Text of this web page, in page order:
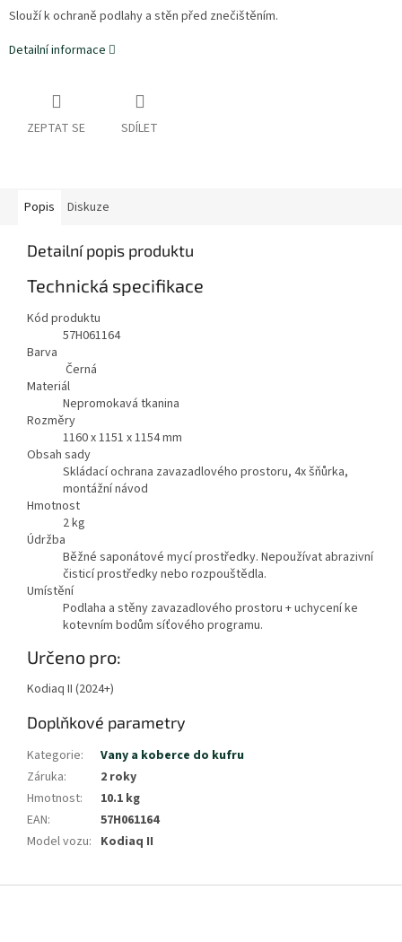
Slouží k ochraně podlahy a stěn před znečištěním.
Detailní informace
ZEPTAT SE SDÍLET
Popis Diskuze
Detailní popis produktu
Technická specifikace
Kód produktu
57H061164
Barva
Černá
Materiál
Nepromokavá tkanina
Rozměry
1160 x 1151 x 1154 mm
Obsah sady
Skládací ochrana zavazadlového prostoru, 4x šňůrka,
montážní návod
Hmotnost
2kg
Údržba
Běžné saponátové mycí prostředky. Nepoužívat abrazivní
čisticí prostředky nebo rozpouštědla.
Umístění
Podlaha a stěny zavazadlového prostoru + uchycení ke
kotevním bodům síťového programu.
Určeno pro:
Kodiaq II (2024+)
Doplňkové parametry
Kategorie:
Vany a koberce do kufru
Záruka:
2 roky
Hmotnost:
10.1 kg
EAN:
57H061164
Model vozu: Kodiaq II